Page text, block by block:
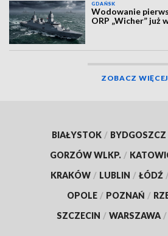
GDAŃSK
Wodowanie
ORP „Wicher” już
ZOBACZ WIĘCEJ
BIAŁYSTOK / BYDGOSZCZ
GORZÓW WLKP. /
KRAKÓW / LUBLIN / ŁÓDŹ
OPOLE / POZNAŃ /
SZCZECIN / WARSZAWA /